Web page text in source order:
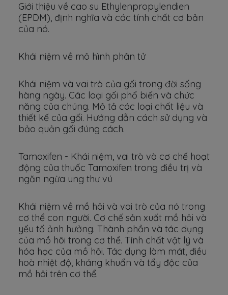
Giới thiệu về cao su Ethylenpropylendien
(EPDM), định nghĩa và các tính chất cơ bản
của nó.
Khái niệm về mô hình phân tử
Khái niệm và vai trò của gối trong đời sống
hàng ngày. Các loại gối phổ biến và chức
năng của chúng. Mô tả các loại chất liệu và
thiết kế của gối. Hướng dẫn cách sử dụng và
bảo quản gối đúng cách.
Tamoxifen - Khái niệm, vai trò và cơ chế hoạt
động của thuốc Tamoxifen trong điều trị và
ngăn ngừa ung thư vú
Khái niệm về mồ hôi và vai trò của nó trong
cơ thể con người. Cơ chế sản xuất mồ hôi và
yếu tố ảnh hưởng. Thành phần và tác dụng
của mồ hôi trong cơ thể. Tính chất vật lý và
hóa học của mồ hôi. Tác dụng làm mát, điều
hoà nhiệt độ, kháng khuẩn và tẩy độc của
mồ hôi trên cơ thể.